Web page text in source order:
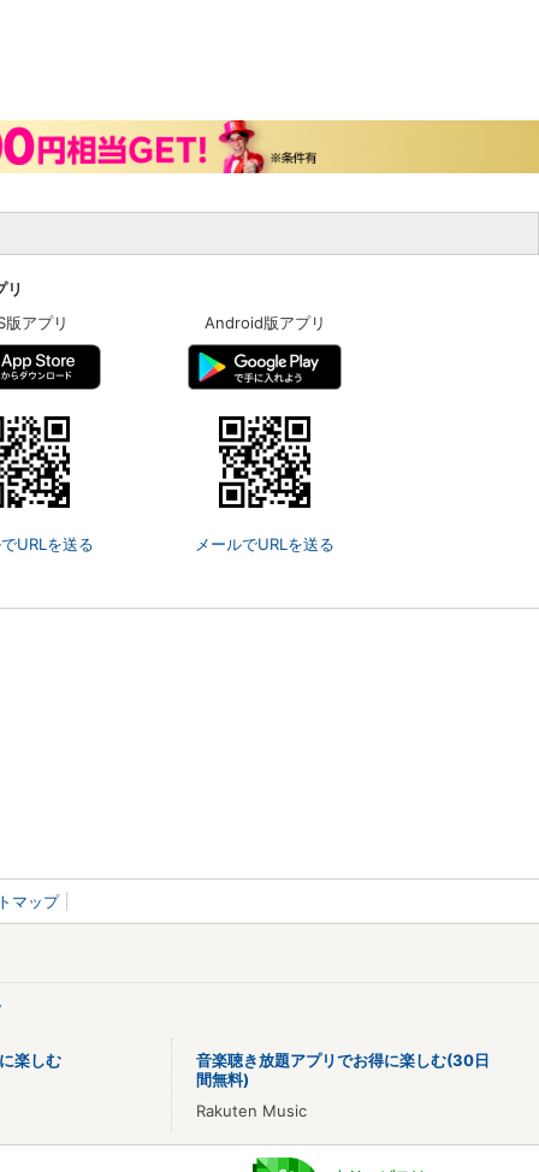
版アプリ
URLを送る
Android版アプリ
メールでURLを送る
マップ
楽しむ
音楽聴き放題アプリでお得に楽しむ(30日
間無料)
Rakuten Music